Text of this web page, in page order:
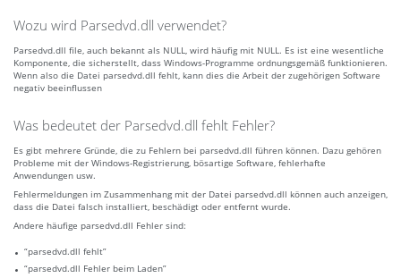
Wozu wird Parsedvd.dll verwendet?
Parsedvd.dll file, auch bekannt als NULL, wird häufig mit NULL. Es ist eine wesentliche
Komponente, die sicherstellt, dass Windows-Programme ordnungsgemäß funktionieren.
Wenn also die Datei parsedvd.dll fehlt, kann dies die Arbeit der zugehörigen Software
negativ beeinflussen
Was bedeutet der Parsedvd.dll fehlt Fehler?
Es gibt mehrere Gründe, die zu Fehlern bei parsedvd.dll führen können. Dazu gehören
Probleme mit der Windows-Registrierung, bösartige Software, fehlerhafte
Anwendungen usw.
Fehlermeldungen im Zusammenhang mit der Datei parsedvd.dll können auch anzeigen,
dass die Datei falsch installiert, beschädigt oder entfernt wurde.
Andere häufige parsedvd.dll Fehler sind:
“parsedvd.dll fehlt”
“parsedvd.dll Fehler beim Laden”